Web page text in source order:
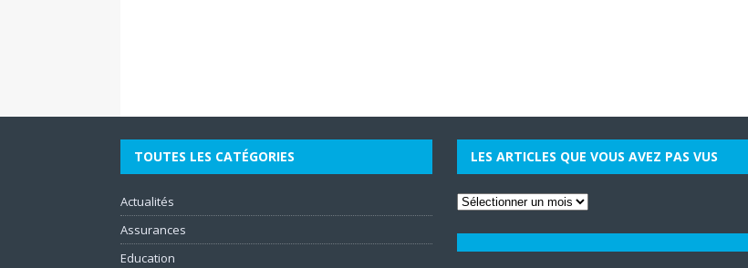
TOUTES LES CATÉGORIES
Actualités
Assurances
Education
LES ARTICLES QUE VOUS AVEZ PAS VUS